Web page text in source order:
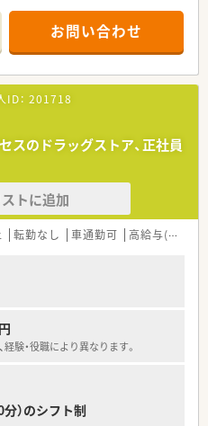
いう方にもオススメ
薬を取り扱っており、どんながん
能です！
応件数がNO,１となります。
ができます！
74.2歳）を過ぎた高齢者には治療
身の好きなことをして過ごしたい
薬で人生最期のお手伝いを行ってい
合メディカルグループなので安定
安心して就業頂ける環境です！
ーテも可能。様々なご希望に沿った
す。
ことにより1店舗あたりの在宅件数
お問い合わせ
： 201718
スのドラッグストア、正社員
トに追加
転勤なし 車通勤可 高給与(600万円以上)
験・役職により異なります。
）のシフト制